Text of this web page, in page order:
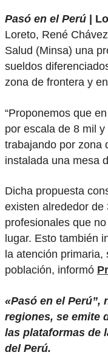
Pasó en el Perú |
Loreto, René
Salud (Minsa) una
sueldos
zona de frontera y
“Proponemos que
por escala de 8 mil
trabajando por zona
instalada una mesa
Dicha propuesta
existen alrededor
profesionales que
lugar. Esto también
la atención
población, informó
«Pasó en el Perú”,
regiones, se emite
las plataformas de
del Perú.